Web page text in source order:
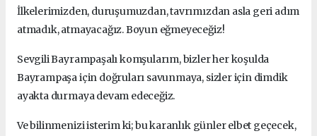
İlkelerimizden, duruşumuzdan, tavrımızdan asla geri adım
atmadık, atmayacağız. Boyun eğmeyeceğiz!
Sevgili Bayrampaşalı komşularım, bizler her koşulda
Bayrampaşa için doğruları savunmaya, sizler için dimdik
ayakta durmaya devam edeceğiz.
Ve bilinmenizi isterim ki; bu karanlık günler elbet geçecek,